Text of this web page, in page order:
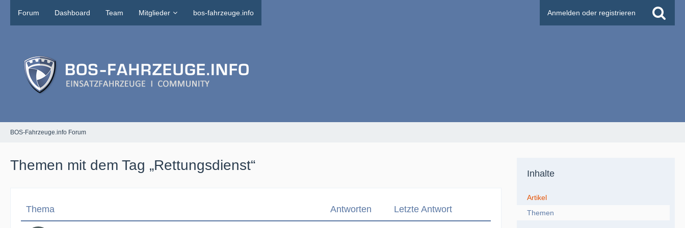
Forum Dashboard Team Mitglieder bos-fahrzeuge.info Anmelden oder registrieren
BOS-Fahrzeuge.info Forum
Themen mit dem Tag „Rettungsdienst“
Thema Antworten Letzte Antwort
Inhalte
Artikel
Themen